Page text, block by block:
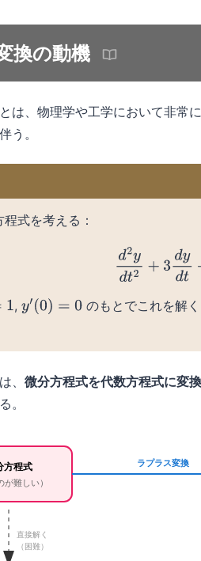
換の動機
は、物理学や工学において非常
う。
式を考える：
d2y dt 2+ 3d
,y′ (0)= 0
のもとでこれを解
、 微分方程式を代数方程式に変
。
方程式
が難しい）
ラプラス変換
直接解く
（困難）